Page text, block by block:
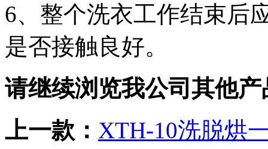
6、整个洗衣工作结束后
是否接触良好。
请继续浏览我公司其他产
上一款： XTH-10洗脱烘